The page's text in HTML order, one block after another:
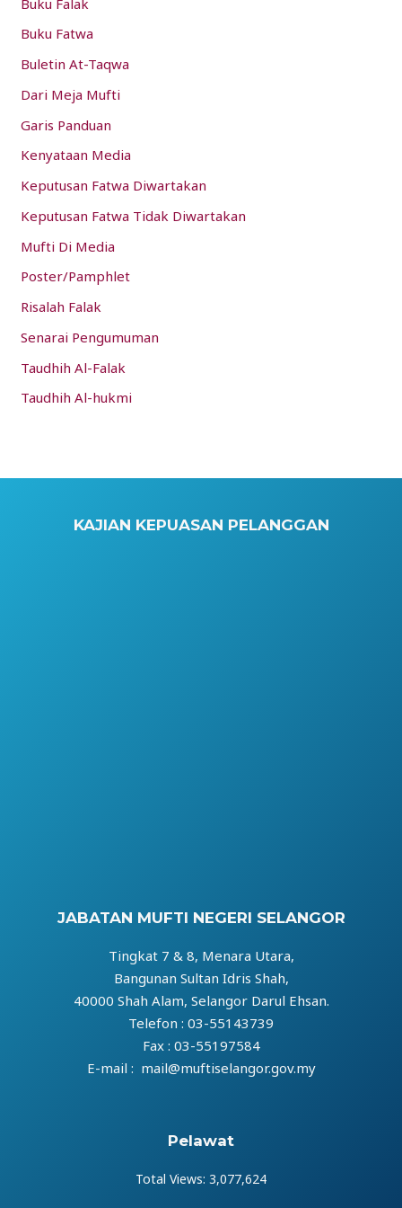
o
r
:
Buku Fatwa
Buletin At-Taqwa
Dari Meja Mufti
Garis Panduan
Kenyataan Media
Keputusan Fatwa Diwartakan
Keputusan Fatwa Tidak Diwartakan
Mufti Di Media
Poster/Pamphlet
Risalah Falak
Senarai Pengumuman
Taudhih Al-Falak
Taudhih Al-hukmi
KAJIAN KEPUASAN PELANGGAN
JABATAN MUFTI NEGERI SELANGOR
Tingkat 7 & 8, Menara Utara,
Bangunan Sultan Idris Shah,
40000 Shah Alam, Selangor Darul Ehsan.
Telefon : 03-55143739
Fax : 03-55197584
E-mail : mail@muftiselangor.gov.my
Pelawat
Total Views: 3,077,624